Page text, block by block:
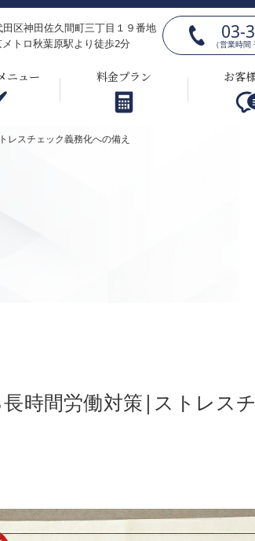
区神田佐久間町三丁目１９番地
トロ秋葉原駅より徒歩2分
03-
（営業時
ニュー 料金プラン お客
レスチェック義務化への備え
時間労働対策|ストレス